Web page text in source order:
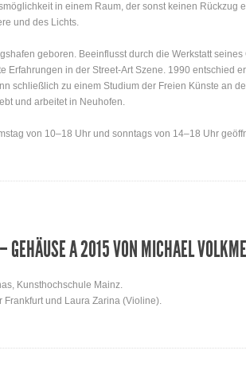
in einem Raum, der sonst keinen Rückzug
und des Lichts.
geboren. Beeinflusst durch die Werkstatt
Erfahrungen in der Street-Art Szene. 1990 entschied
schließlich zu einem Studium der Freien Künste an
und arbeitet in Neuhofen.
von 10–18 Uhr und sonntags von 14–18 Uhr
GEHÄUSE A 2015 VON MICHAEL
Kunsthochschule Mainz.
Frankfurt und Laura Zarina (Violine).